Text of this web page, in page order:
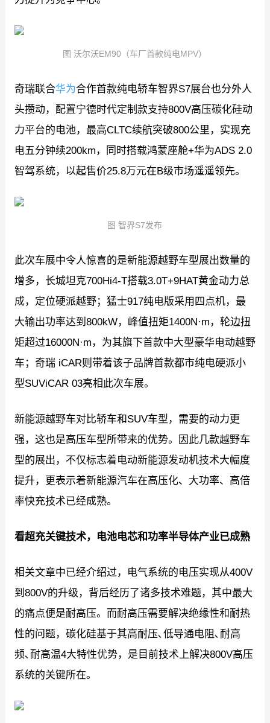
图 沃尔沃EM90（车厂首款纯电MPV）
奇瑞联合华为合作首款纯电轿车智界S7展台也分外人
头攒动，配置宁德时代定制款支持800V高压碳化硅动
力平台的电池，最高CLTC续航突破800公里，实现充
电五分钟续200km，同时搭载鸿蒙座舱+华为ADS 2.0
智驾系统，以起售价25.8万元在B级市场遥遥领先。
图 智界S7发布
此次车展中令人惊喜的是新能源越野车型展出数量的
增多，长城坦克700Hi4-T搭载3.0T+9HAT黄金动力总
成，定位硬派越野；猛士917纯电版采用四点机，最
大输出功率达到800kW，峰值扭矩1400N·m，轮边扭
矩超过16000N·m，为其旗下首款中大型豪华电动越野
车；奇瑞 iCAR则带着该子品牌首款都市纯电硬派小
型SUViCAR 03亮相此次车展。
新能源越野车对比轿车和SUV车型，需要的动力更
强，这也是高压车型所带来的优势。因此几款越野车
型的展出，不仅标志着电动新能源发动机技术大幅度
提升，更表示着新能源汽车在高压化、大功率、高倍
率快充技术已经成熟。
看超充关键技术，电池电芯和功率半导体产业已成熟
相关文章中已经介绍过，电气系统的电压实现从400V
到800V的升级，背后经历了诸多技术难题，其中最大
的痛点便是耐高压。而耐高压需要解决绝缘性和耐热
性的问题，碳化硅基于其高耐压､低导通电阻､耐高
频､耐高温4大特性优势，是目前技术上解决800V高压
系统的关键所在。